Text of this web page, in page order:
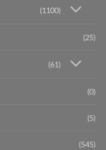
(1100)
(25)
(61)
(0)
(5)
(545)